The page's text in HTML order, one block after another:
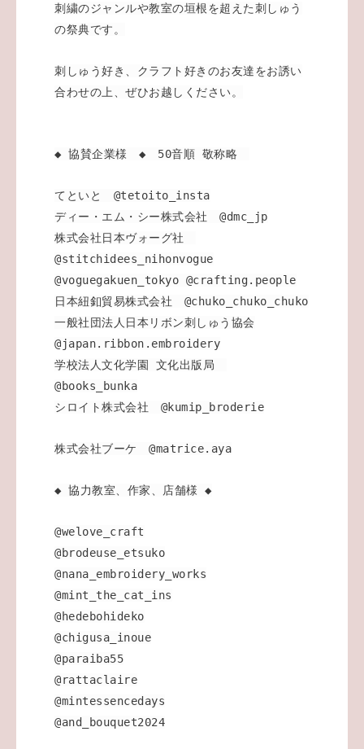
刺繍のジャンルや教室の垣根を超えた刺しゅう
の祭典です。
刺しゅう好き、クラフト好きのお友達をお誘い
合わせの上、ぜひお越しください。
◆ 協賛企業様 ◆ 50音順 敬称略
てといと @tetoito_insta
ディー・エム・シー株式会社 @dmc_jp
株式会社日本ヴォーグ社
@stitchidees_nihonvogue
@voguegakuen_tokyo @crafting.people
日本紐釦貿易株式会社 @chuko_chuko_chuko
一般社団法人日本リボン刺しゅう協会
@japan.ribbon.embroidery
学校法人文化学園 文化出版局
@books_bunka
シロイト株式会社 @kumip_broderie
株式会社ブーケ @matrice.aya
◆ 協力教室、作家、店舗様 ◆
@welove_craft
@brodeuse_etsuko
@nana_embroidery_works
@mint_the_cat_ins
@hedebohideko
@chigusa_inoue
@paraiba55
@rattaclaire
@mintessencedays
@and_bouquet2024